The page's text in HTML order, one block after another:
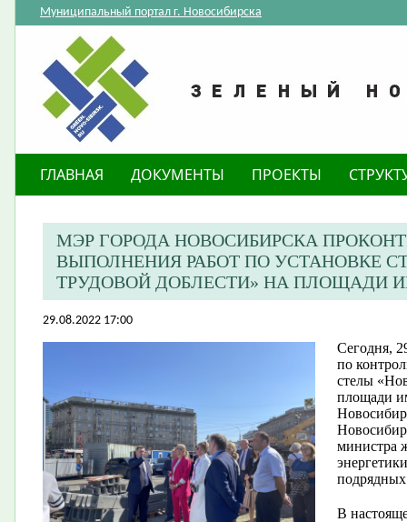
Муниципальный портал г. Новосибирска
ГЛАВНАЯ ДОКУМЕНТЫ ПРОЕКТЫ
МЭР ГОРОДА НОВОСИБИРСКА
ВЫПОЛНЕНИЯ РАБОТ ПО УСТАНОВКЕ
ТРУДОВОЙ ДОБЛЕСТИ» НА ПЛОЩАДИ
29.08.2022 17:00
Сегодня,
по
стелы
площади
министра
В